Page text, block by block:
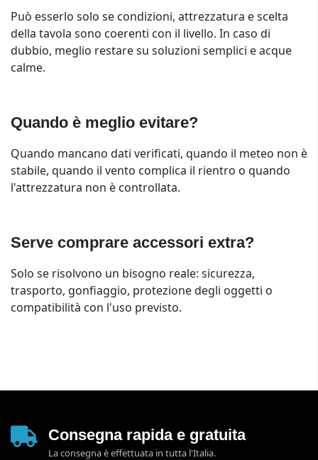
Può esserlo solo se condizioni, attrezzatura e scelta
della tavola sono coerenti con il livello. In caso di
dubbio, meglio restare su soluzioni semplici e acque
calme.
Quando è meglio evitare?
Quando mancano dati verificati, quando il meteo non è
stabile, quando il vento complica il rientro o quando
l'attrezzatura non è controllata.
Serve comprare accessori extra?
Solo se risolvono un bisogno reale: sicurezza,
trasporto, gonfiaggio, protezione degli oggetti o
compatibilità con l'uso previsto.
Consegna rapida e gratuita
La consegna è effettuata in tutta l'Italia.